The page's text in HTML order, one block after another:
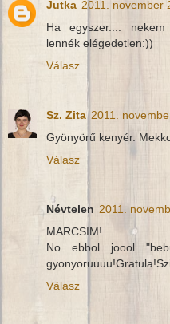
Jutka 2011. november
Ha egyszer....
lennék elégedetlen:))
Válasz
Sz. Zita 2011.
Gyönyörű kenyér.
Válasz
Névtelen 2011.
MARCSIM!
No ebbol joool
Válasz